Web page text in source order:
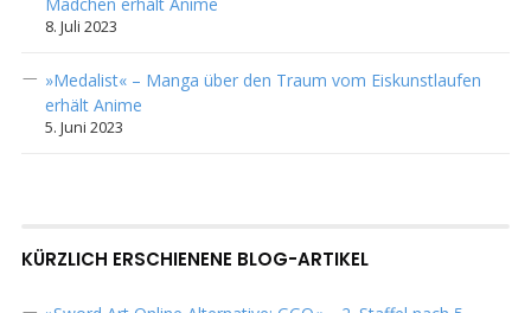
8. Juli 2023
»Medalist« – Manga über den Traum vom Eiskunstlaufen
erhält Anime
5. Juni 2023
KÜRZLICH ERSCHIENENE BLOG-ARTIKEL